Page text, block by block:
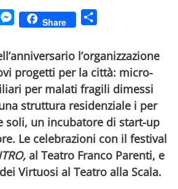
Email Messenger
Share
l’organizzazione
progetti per la città: micro-
per malati fragili dimessi
struttura residenziale i per
soli, un incubatore di start-up
Le celebrazioni con il festival
al Teatro Franco Parenti, e
Virtuosi al Teatro alla Scala.